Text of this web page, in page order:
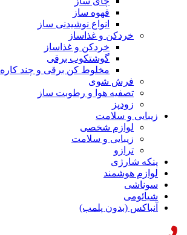
قهوه ساز
انواع نوشیدنی ساز
خردکن و غذاساز
خردکن و غذاساز
گوشتکوب برقی
مخلوط کن برقی و چند کاره
فرش شوی
تصفیه هوا و رطوبت ساز
زودپز
زیبایی و سلامت
لوازم شخصی
زیبایی و سلامت
ترازو
پنکه شارژی
لوازم هوشمند
سوناشی
شیائومی
آنباکس (بدون پلمب)